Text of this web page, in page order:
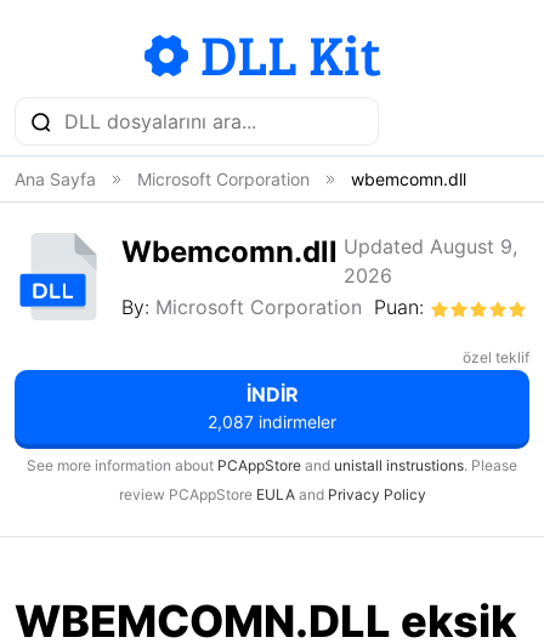
Ana Sayfa Microsoft Corporation wbemcomn.dll
Wbemcomn.dll Updated August 9,
2026
By: Microsoft Corporation Puan:
özel teklif
İNDIR
2,087 indirmeler
See more information about PCAppStore and unistall instrustions. Please
review PCAppStore EULAand Privacy Policy
WBEMCOMN.DLL eksik